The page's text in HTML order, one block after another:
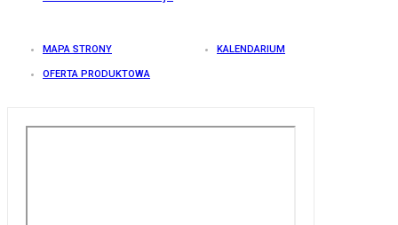
MAPA STRONY KALENDARIUM
OFERTA PRODUKTOWA